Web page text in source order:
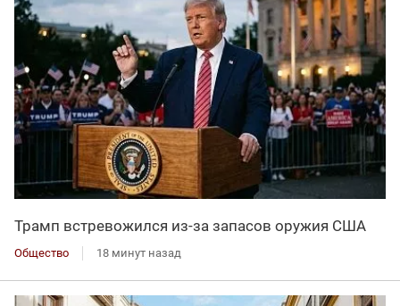
Трамп встревожился из-за запасов оружия США
Общество 18 минут назад